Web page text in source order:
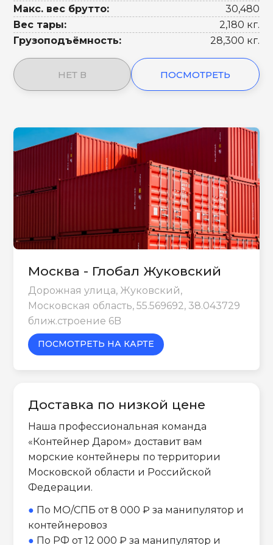
Макс. вес брутто:
30,480
Вес тары:
2,180 кг.
Грузоподъёмность:
28,300 кг.
НЕТ В ПОСМОТРЕТЬ
Москва - Глобал Жуковский
Дорожная улица, Жуковский,
Московская область, 55.569692, 38.043729
ближ.строение 6B
ПОСМОТРЕТЬ НА КАРТЕ
Доставка по низкой цене
Наша профессиональная команда
«Контейнер Даром» доставит вам
морские контейнеры по территории
Московской области и Российской
Федерации.
● По МО/СПБ от 8 000 ₽ за манипулятор и
контейнеровоз
● По РФ от 12 000 ₽ за манипулятор и